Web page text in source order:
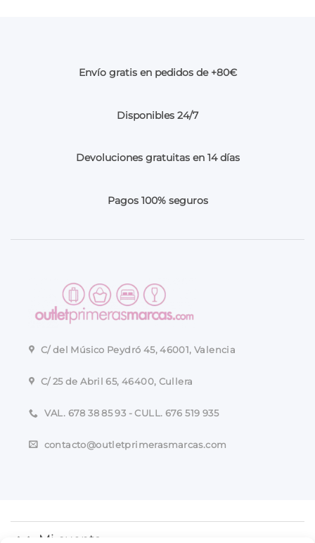
Envío gratis en pedidos de +80€
Disponibles 24/7
Devoluciones gratuitas en 14 días
Pagos 100% seguros
C/ del Músico Peydró 45, 46001, Valencia
C/ 25 de Abril 65, 46400, Cullera
VAL. 678 38 85 93 - CULL. 676 519 935
contacto@outletprimerasmarcas.com
Mi cuenta